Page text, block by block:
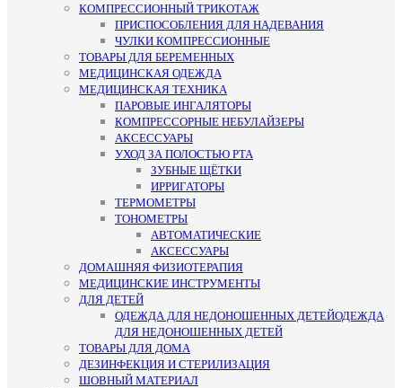
КОМПРЕССИОННЫЙ ТРИКОТАЖ
ПРИСПОСОБЛЕНИЯ ДЛЯ НАДЕВАНИЯ
ЧУЛКИ КОМПРЕССИОННЫЕ
ТОВАРЫ ДЛЯ БЕРЕМЕННЫХ
МЕДИЦИНСКАЯ ОДЕЖДА
МЕДИЦИНСКАЯ ТЕХНИКА
ПАРОВЫЕ ИНГАЛЯТОРЫ
КОМПРЕССОРНЫЕ НЕБУЛАЙЗЕРЫ
АКСЕССУАРЫ
УХОД ЗА ПОЛОСТЬЮ РТА
ЗУБНЫЕ ЩЁТКИ
ИРРИГАТОРЫ
ТЕРМОМЕТРЫ
ТОНОМЕТРЫ
АВТОМАТИЧЕСКИЕ
АКСЕССУАРЫ
ДОМАШНЯЯ ФИЗИОТЕРАПИЯ
МЕДИЦИНСКИЕ ИНСТРУМЕНТЫ
ДЛЯ ДЕТЕЙ
ОДЕЖДА ДЛЯ НЕДОНОШЕННЫХ ДЕТЕЙОДЕЖДА
ДЛЯ НЕДОНОШЕННЫХ ДЕТЕЙ
ТОВАРЫ ДЛЯ ДОМА
ДЕЗИНФЕКЦИЯ И СТЕРИЛИЗАЦИЯ
ШОВНЫЙ МАТЕРИАЛ